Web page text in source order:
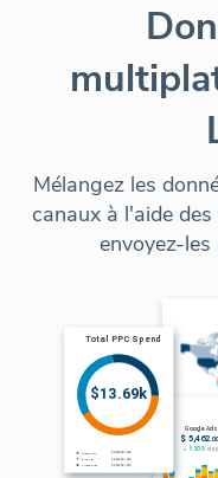
Mélangez les
canaux à l'aide
envoyez-